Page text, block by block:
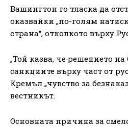
Вашингтон го тласка да
оказвайки „по-голям
страна“, отколкото върху
„Той казва, че решението
санкциите върху част от
Кремъл „чувство за
вестникът.
Основната причина за